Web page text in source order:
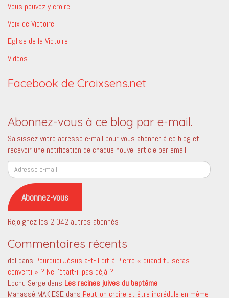
Vous pouvez y croire
Voix de Victoire
Eglise de la Victoire
Vidéos
Facebook de Croixsens.net
Abonnez-vous à ce blog par e-mail.
Saisissez votre adresse e-mail pour vous abonner à ce blog et
recevoir une notification de chaque nouvel article par email.
Adresse
e-
mail
Abonnez-vous
Rejoignez les 2 042 autres abonnés
Commentaires récents
del dans Pourquoi Jésus a-t-il dit à Pierre « quand tu seras
converti » ? Ne l’était-il pas déjà ?
Lochu Serge dans Les racines juives du baptême
Manassé MAKIESE dans Peut-on croire et être incrédule en même